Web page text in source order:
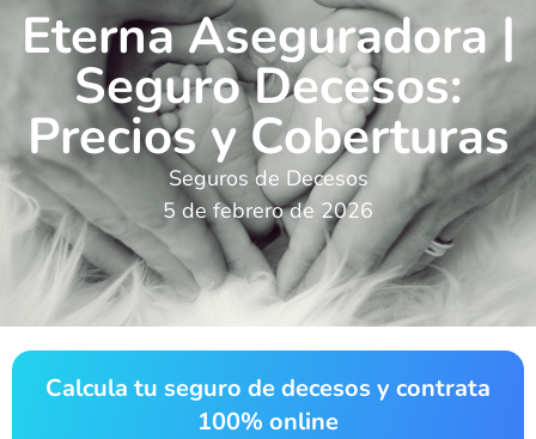
Eterna Aseguradora |
Seguro Decesos:
Precios y Coberturas
Seguros de Decesos
5 de febrero de 2026
Calcula tu seguro de decesos y contrata
100% online